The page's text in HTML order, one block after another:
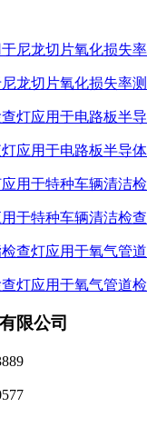
龙切片氧化损失率
应用于电路板半导
于特种车辆清洁检查
灯应用于氧气管道
限公司